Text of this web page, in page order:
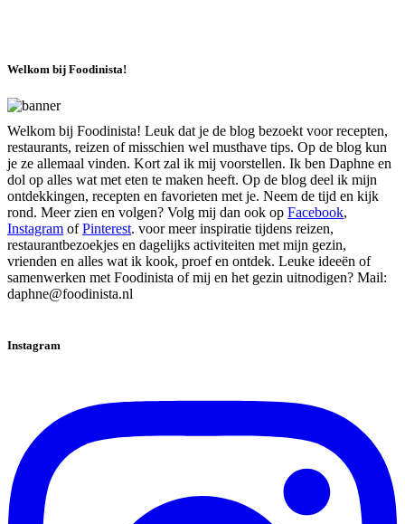
Welkom bij Foodinista!
Welkom bij Foodinista! Leuk dat je de blog bezoekt voor recepten,
restaurants, reizen of misschien wel musthave tips. Op de blog kun
je ze allemaal vinden. Kort zal ik mij voorstellen. Ik ben Daphne en
dol op alles wat met eten te maken heeft. Op de blog deel ik mijn
ontdekkingen, recepten en favorieten met je. Neem de tijd en kijk
rond. Meer zien en volgen? Volg mij dan ook op Facebook,
Instagram ofPinterest. voor meer inspiratie tijdens reizen,
restaurantbezoekjes en dagelijks activiteiten met mijn gezin,
vrienden en alles wat ik kook, proef en ontdek. Leuke ideeën of
samenwerken met Foodinista of mij en het gezin uitnodigen? Mail:
daphne@foodinista.nl
Instagram